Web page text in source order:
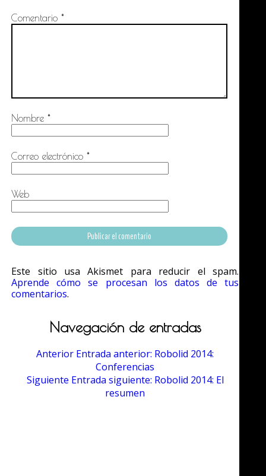
Comentario*
Nombre*
Correo electrónico*
Web
Este sitio usa Akismet para reducir el spam.
Aprende cómo se procesan los datos de tus
comentarios.
Navegación de entradas
Anterior Entrada anterior: Robolid 2014:
Conferencias
Siguiente Entrada siguiente: Robolid 2014: El
resumen